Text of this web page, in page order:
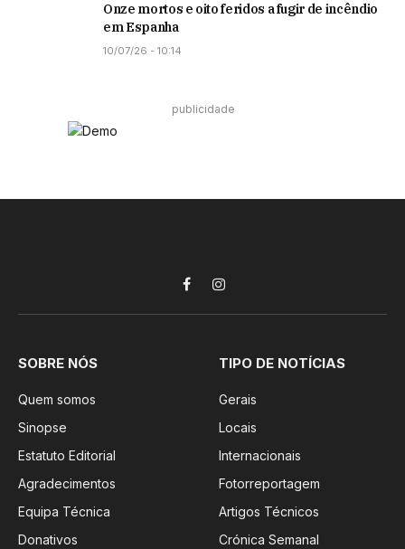
Onze mortos e oito feridos a fugir de incêndio
em Espanha
10/07/26 - 10:14
publicidade
FacebookInstagram
SOBRE NÓS
Quem somos
Sinopse
Estatuto Editorial
Agradecimentos
Equipa Técnica
Donativos
TIPO DE NOTÍCIAS
Gerais
Locais
Internacionais
Fotorreportagem
Artigos Técnicos
Crónica Semanal